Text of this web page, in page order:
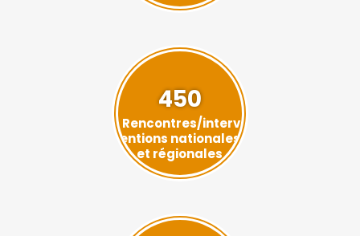
450
Rencontres/interv
entions nationales
et régionales